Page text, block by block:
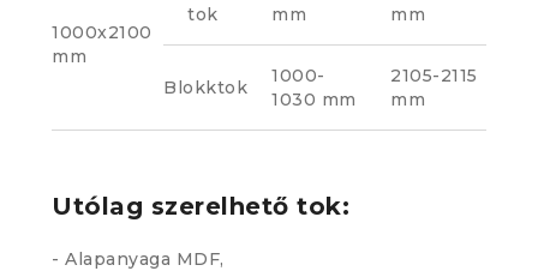
1000x2100
mm
tok
mm
mm
Blokktok
1000-
1030 mm
2105-2115
mm
Utólag szerelhető tok:
- Alapanyaga MDF,